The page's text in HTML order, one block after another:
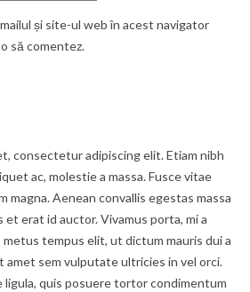
și site-ul web în acest navigator
să comentez.
consectetur adipiscing elit. Etiam nibh
ac, molestie a massa. Fusce vitae
magna. Aenean convallis egestas massa
erat id auctor. Vivamus porta, mi a
tempus elit, ut dictum mauris dui a
sem vulputate ultricies in vel orci.
quis posuere tortor condimentum